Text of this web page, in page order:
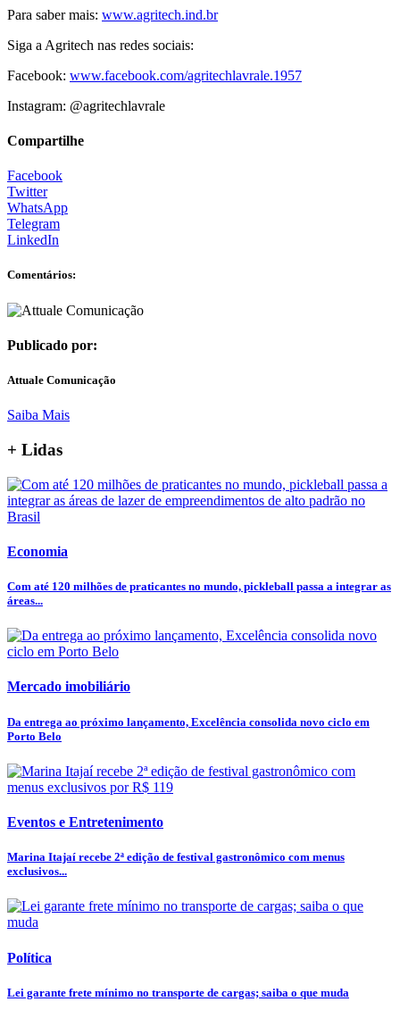
Para saber mais: www.agritech.ind.br
Siga a Agritech nas redes sociais:
Facebook: www.facebook.com/agritechlavrale.1957
Instagram: @agritechlavrale
Compartilhe
Facebook
Twitter
WhatsApp
Telegram
LinkedIn
Comentários:
Publicado por:
Attuale Comunicação
Saiba Mais
+ Lidas
Economia
Com até 120 milhões de praticantes no mundo, pickleball passa a integrar as
áreas...
Mercado imobiliário
Da entrega ao próximo lançamento, Excelência consolida novo ciclo em
Porto Belo
Eventos e Entretenimento
Marina Itajaí recebe 2ª edição de festival gastronômico com menus
exclusivos...
Política
Lei garante frete mínimo no transporte de cargas; saiba o que muda